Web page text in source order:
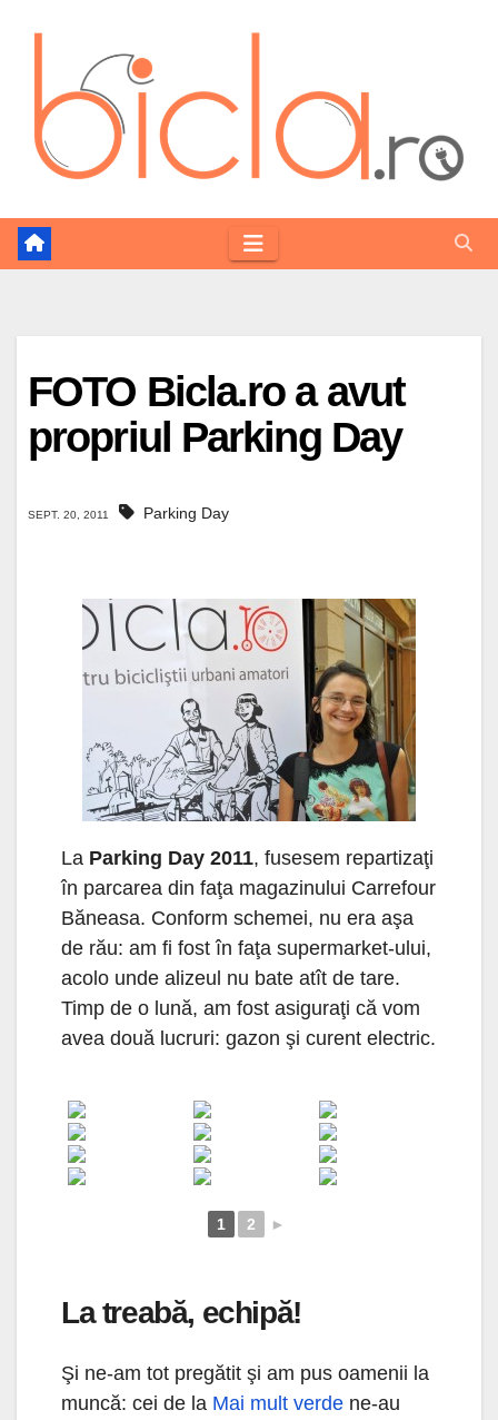
FOTO Bicla.ro a avut
propriul Parking Day
SEPT. 20, 2011 Parking Day
La Parking Day 2011, fusesem repartizaţi
în parcarea din faţa magazinului Carrefour
Băneasa. Conform schemei, nu era aşa
de rău: am fi fost în faţa supermarket-ului,
acolo unde alizeul nu bate atît de tare.
Timp de o lună, am fost asiguraţi că vom
avea două lucruri: gazon şi curent electric.
1 2 ►
La treabă, echipă!
Şi ne-am tot pregătit şi am pus oamenii la
muncă: cei de la Mai mult verde ne-au